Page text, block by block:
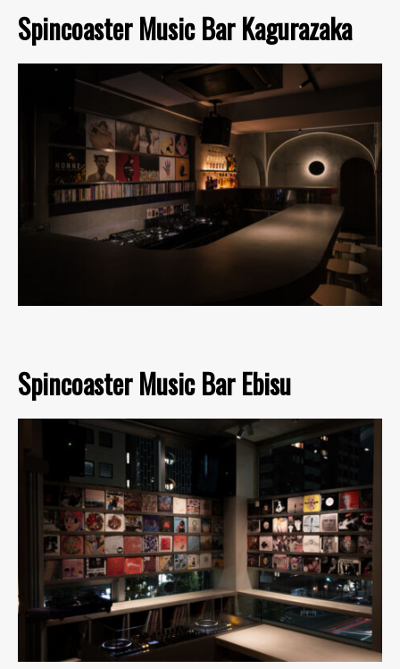
Spincoaster Music Bar Kagurazaka
Spincoaster Music Bar Ebisu